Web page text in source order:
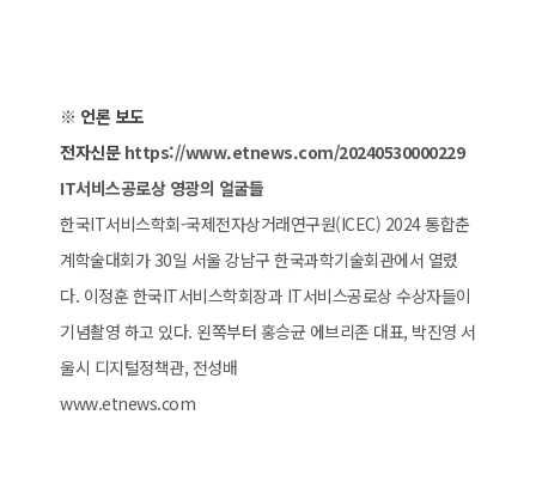
※ 언론 보도
전자신문 https://www.etnews.com/20240530000229
IT서비스공로상 영광의 얼굴들
한국IT서비스학회-국제전자상거래연구원(ICEC) 2024 통합춘
계학술대회가 30일 서울 강남구 한국과학기술회관에서 열렸
다. 이정훈 한국IT서비스학회장과 IT서비스공로상 수상자들이
기념촬영 하고 있다. 왼쪽부터 홍승균 에브리존 대표, 박진영 서
울시 디지털정책관, 전성배
www.etnews.com